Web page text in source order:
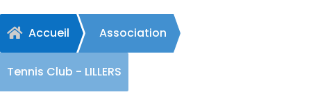
 Accueil Association
Tennis Club - LILLERS